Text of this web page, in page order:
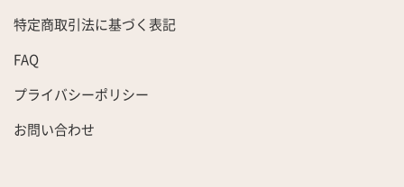
特定商取引法に基づく表記
FAQ
プライバシーポリシー
お問い合わせ